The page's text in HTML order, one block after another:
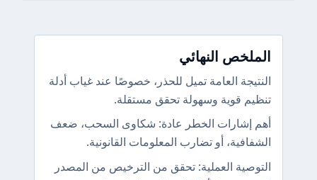
الملخص النهائي
النتيجة العامة تميل للحذر، خصوصًا عند غياب أدلة
تنظيم قوية وسهولة تحقق مستقلة.
أهم إشارات الخطر عادة: شكاوى السحب، ضعف
الشفافية، أو تضارب المعلومات القانونية.
التوصية العملية: تحقق من الترخيص من المصدر